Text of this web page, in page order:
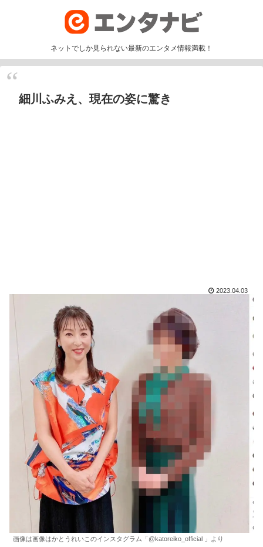
ネットでしか見られない最新のエンタメ情報満載！
細川ふみえ、現在の姿に驚き
2023.04.03
画像は画像はかとうれいこのインスタグラム「@katoreiko_official 」より